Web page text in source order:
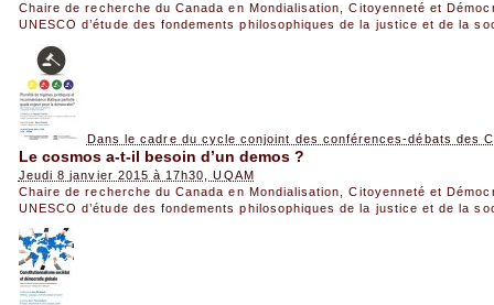
Chaire de recherche du Canada en Mondialisation, Citoyenneté et
UNESCO d’étude des fondements philosophiques de la justice et de la
Dans le cadre du cycle conjoint des conférences-débats des
Le cosmos a-t-il besoin d’un demos ?
Jeudi 8 janvier 2015 à 17h30, UQAM
Chaire de recherche du Canada en Mondialisation, Citoyenneté et
UNESCO d’étude des fondements philosophiques de la justice et de la